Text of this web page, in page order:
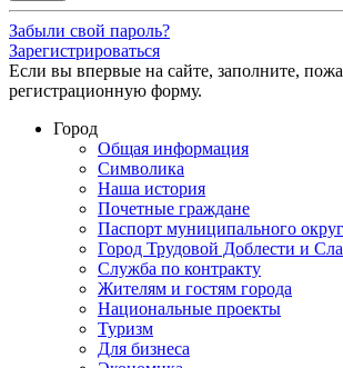
Забыли свой пароль?
Зарегистрироваться
Если вы впервые на сайте, заполните,
регистрационную форму.
Город
Общая информация
Символика
Наша история
Почетные граждане
Паспорт муниципального
Город Трудовой Доблести и
Служба по контракту
Жителям и гостям города
Национальные проекты
Туризм
Для бизнеса